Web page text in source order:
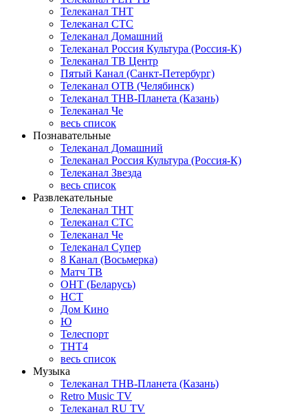
Телеканал ТНТ
Телеканал СТС
Телеканал Домашний
Телеканал Россия Культура (Россия-К)
Телеканал ТВ Центр
Пятый Канал (Санкт-Петербург)
Телеканал ОТВ (Челябинск)
Телеканал ТНВ-Планета (Казань)
Телеканал Че
весь список
Познавательные
Телеканал Домашний
Телеканал Россия Культура (Россия-К)
Телеканал Звезда
весь список
Развлекательные
Телеканал ТНТ
Телеканал СТС
Телеканал Че
Телеканал Супер
8 Канал (Восьмерка)
Матч ТВ
ОНТ (Беларусь)
НСТ
Дом Кино
Ю
Телеспорт
ТНТ4
весь список
Музыка
Телеканал ТНВ-Планета (Казань)
Retro Music TV
Телеканал RU TV